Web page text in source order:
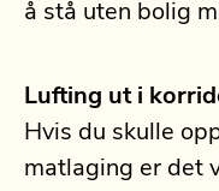
å stå uten bolig
Lufting ut i
Hvis du skulle
matlaging er det